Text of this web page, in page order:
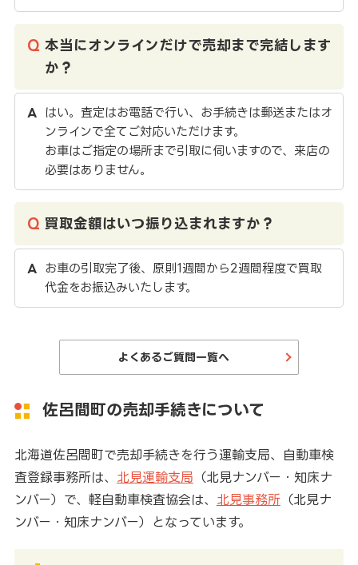
本当にオンラインだけで売却まで完結します
か？
はい。査定はお電話で行い、お手続きは郵送またはオ
ンラインで全てご対応いただけます。
お車はご指定の場所まで引取に伺いますので、来店の
必要はありません。
買取金額はいつ振り込まれますか？
お車の引取完了後、原則1週間から2週間程度で買取
代金をお振込みいたします。
よくあるご質問一覧へ
佐呂間町の売却手続きについて
北海道佐呂間町で売却手続きを行う運輸支局、自動車検
査登録事務所は、 北見運輸支局 （北見ナンバー・知床ナ
ンバー）で、軽自動車検査協会は、 北見事務所（北見ナ
ンバー・知床ナンバー）となっています。